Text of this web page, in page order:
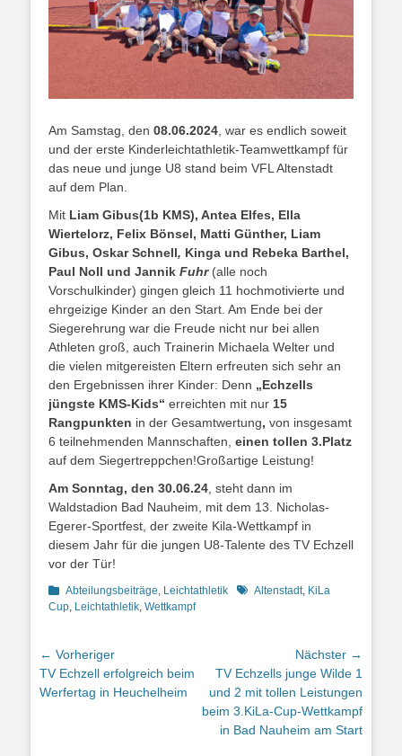
Am Samstag, den 08.06.2024 , war es endlich soweit
und der erste Kinderleichtathletik-Teamwettkampf für
das neue und junge U8 stand beim VFL Altenstadt
auf dem Plan.
Mit Liam Gibus(1b KMS), Antea Elfes, Ella
Wiertelorz, Felix Bönsel, Matti Günther, Liam
Gibus, Oskar Schnell, Kinga und Rebeka Barthel,
Paul Noll und Jannik Fuhr (alle noch
Vorschulkinder) gingen gleich 11 hochmotivierte und
ehrgeizige Kinder an den Start. Am Ende bei der
Siegerehrung war die Freude nicht nur bei allen
Athleten groß, auch Trainerin Michaela Welter und
die vielen mitgereisten Eltern erfreuten sich sehr an
den Ergebnissen ihrer Kinder: Denn „Echzells
jüngste KMS-Kids“ erreichten mit nur 15
Rangpunkten in der Gesamtwertung, von insgesamt
6 teilnehmenden Mannschaften, einen tollen 3.Platz
auf dem Siegertreppchen!Großartige Leistung!
Am Sonntag, den 30.06.24 , steht dann im
Waldstadion Bad Nauheim, mit dem 13. Nicholas-
Egerer-Sportfest, der zweite Kila-Wettkampf in
diesem Jahr für die jungen U8-Talente des TV Echzell
vor der Tür!
Kategorien
Abteilungsbeiträge Leichtathletik Schlagworte
Altenstadt, KiLa
Cup Leichtathletik Wettkampf
Beitrags-
Navigation
← Vorheriger
Vorheriger
Beitrag:
TV Echzell erfolgreich beim
Werfertag in Heuchelheim
Nächster →
Nächster
Beitrag:
TV Echzells junge Wilde 1
und 2 mit tollen Leistungen
beim 3.KiLa-Cup-Wettkampf
in Bad Nauheim am Start